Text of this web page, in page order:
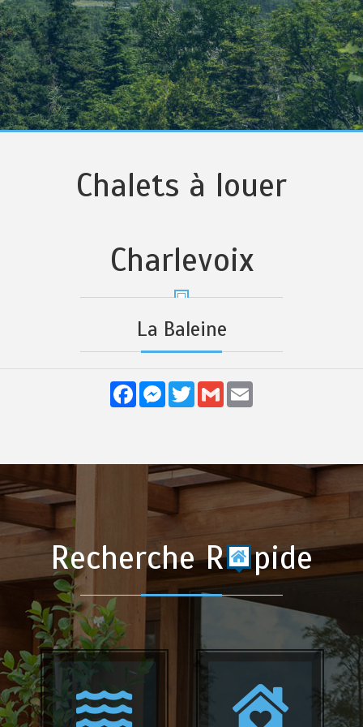
Chalets à louer
Charlevoix
La Baleine
FacebookMessenger
TwitterGmail
Recherche R pide